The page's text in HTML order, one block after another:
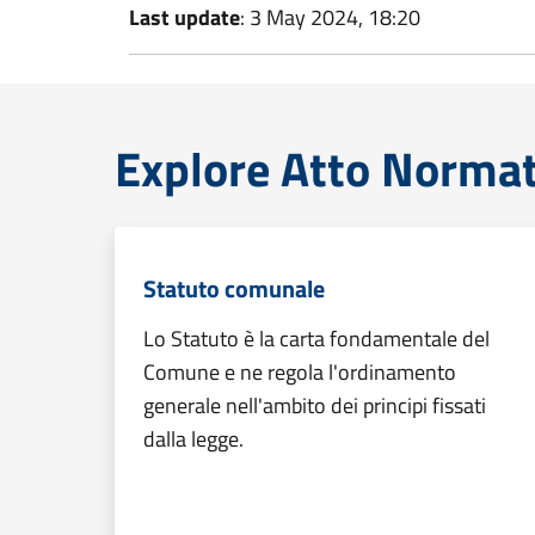
Last update: 3 May 2024, 18:20
Explore Atto
Statuto comunale
Lo Statuto è la carta fondamentale del
Comune e ne regola l'ordinamento
generale nell'ambito dei principi fissati
dalla legge.